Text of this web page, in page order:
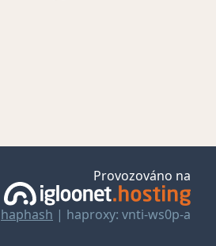
Provozováno na
haphash | haproxy: vnti-ws0p-a